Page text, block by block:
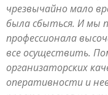
чрезвычайно мало
была сбыться. И мы
профессионала
все осуществить.
организаторских
оперативности и